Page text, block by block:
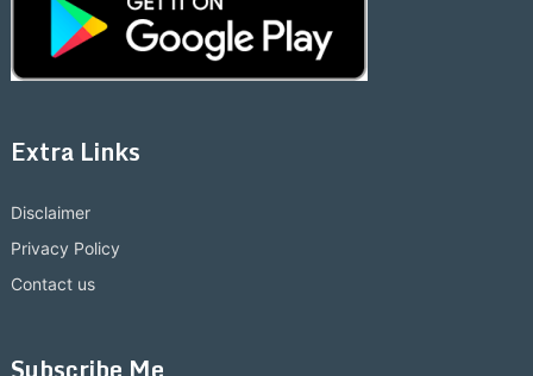
Extra Links
Disclaimer
Privacy Policy
Contact us